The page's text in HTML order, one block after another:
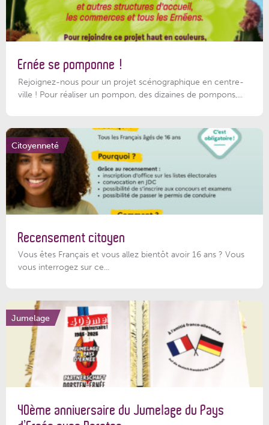
Ernée se pomponne !
Rejoignez-nous pour un projet scénographique en centre-
ville ! Pour réaliser un pompon, des dizaines de pompons,...
Citoyenneté
Recensement citoyen
Vous êtes Français et vous allez bientôt avoir 16 ans ? Vous
vous interrogez sur ce...
Jumelage
40ème anniversaire du Jumelage du Pays